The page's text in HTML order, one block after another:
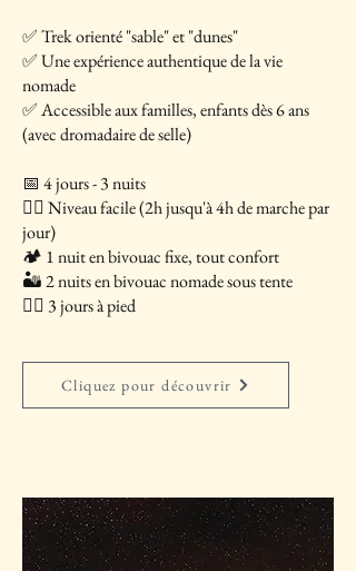
✅ Trek orienté "sable" et "dunes"
✅ Une expérience authentique de la vie
nomade
✅ Accessible aux familles, enfants dès 6 ans
(avec dromadaire de selle)
📅 4 jours - 3 nuits
🚶‍♂️ Niveau facile (2h jusqu'à 4h de marche par
jour)
🏕 1 nuit en bivouac fixe, tout confort
🏜 2 nuits en bivouac nomade sous tente
🚶‍♂️ 3 jours à pied
Cliquez pour découvrir